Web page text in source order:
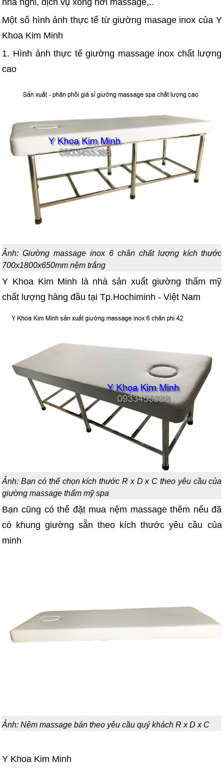
Một số hình ảnh thực tế từ giường masage inox của Y
Khoa Kim Minh
1. Hình ảnh thực tế giường massage inox chất lượng
cao
Ảnh: Giường massage inox 6 chân chất lượng kích thước
700x1800x650mm nệm trắng
Y Khoa Kim Minh là nhà sản xuất giường thẩm mỹ
chất lượng hàng đầu tại Tp.Hochiminh - Việt Nam
Ảnh: Bạn có thể chọn kích thước R x D x C theo yêu cầu của
giường massage thẩm mỹ spa
Bạn cũng có thể đặt mua nệm massage thêm nếu đã
có khung giường sẵn theo kích thước yêu cầu của
minh
Ảnh: Nệm massage bán theo yêu cầu quý khách R x D x C
Y Khoa Kim Minh